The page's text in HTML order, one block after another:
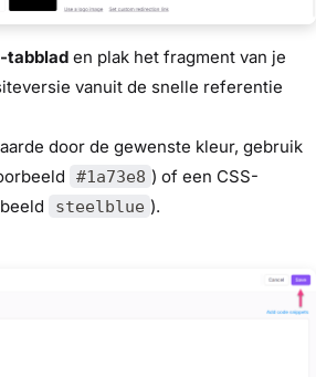
tabblad en plak het fragment van je
vanuit de snelle referentie
door de gewenste kleur, gebruik
#1a73e8 ) of een CSS-
steelblue ).